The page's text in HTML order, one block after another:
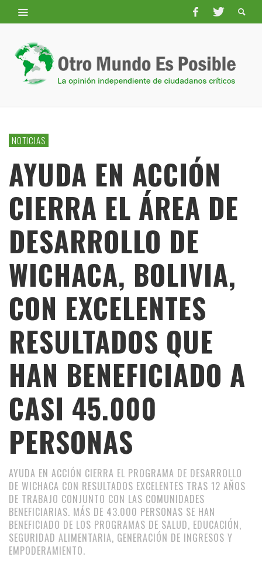
NOTICIAS
AYUDA EN ACCIÓN
CIERRA EL ÁREA DE
DESARROLLO DE
WICHACA, BOLIVIA,
CON EXCELENTES
RESULTADOS QUE
HAN BENEFICIADO A
CASI 45.000
PERSONAS
AYUDA EN ACCIÓN CIERRA EL PROGRAMA DE DESARROLLO
DE WICHACA CON RESULTADOS EXCELENTES TRAS 12 AÑOS
DE TRABAJO CONJUNTO CON LAS COMUNIDADES
BENEFICIARIAS. MÁS DE 43.000 PERSONAS SE HAN
BENEFICIADO DE LOS PROGRAMAS DE SALUD, EDUCACIÓN,
SEGURIDAD ALIMENTARIA, GENERACIÓN DE INGRESOS Y
EMPODERAMIENTO.